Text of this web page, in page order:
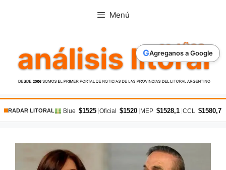
GAgreganos a Google
Menú
RADAR LITORAL Blue $1525 Oficial $1520 MEP $1528,1 CCL $1580,7